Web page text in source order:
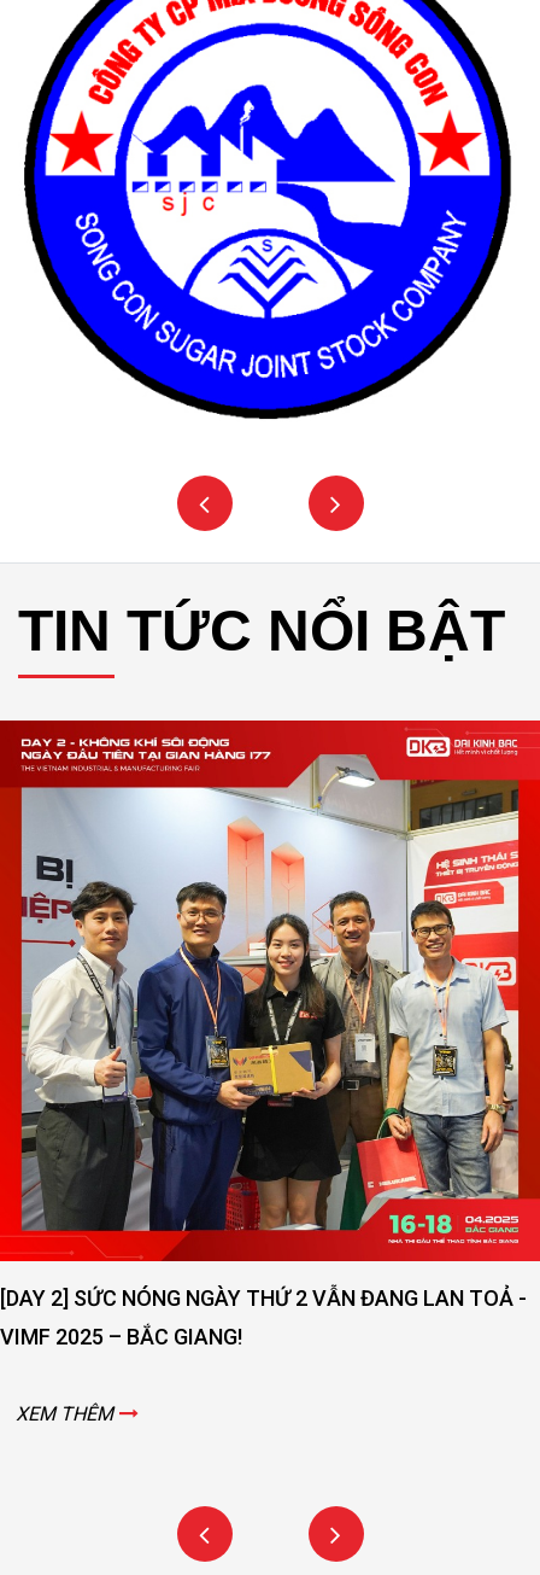
TIN TỨC NỔI BẬT
[DAY 2] SỨC NÓNG NGÀY THỨ 2 VẪN ĐANG LAN TOẢ -
VIMF 2025 – BẮC GIANG!
XEM THÊM